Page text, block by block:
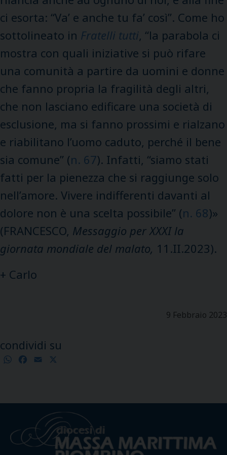
ci esorta: “Va’ e anche tu fa’ così”. Come ho
sottolineato in Fratelli tutti, “la parabola ci
mostra con quali iniziative si può rifare
una comunità a partire da uomini e donne
che fanno propria la fragilità degli altri,
che non lasciano edificare una società di
esclusione, ma si fanno prossimi e rialzano
e riabilitano l’uomo caduto, perché il bene
sia comune” (n. 67). Infatti, “siamo stati
fatti per la pienezza che si raggiunge solo
nell’amore. Vivere indifferenti davanti al
dolore non è una scelta possibile” (n. 68)»
(FRANCESCO, Messaggio per XXXI la
giornata mondiale del malato, 11.II.2023).
+ Carlo
9 Febbraio 2023
condividi su
WhatsApp
Facebook
Email